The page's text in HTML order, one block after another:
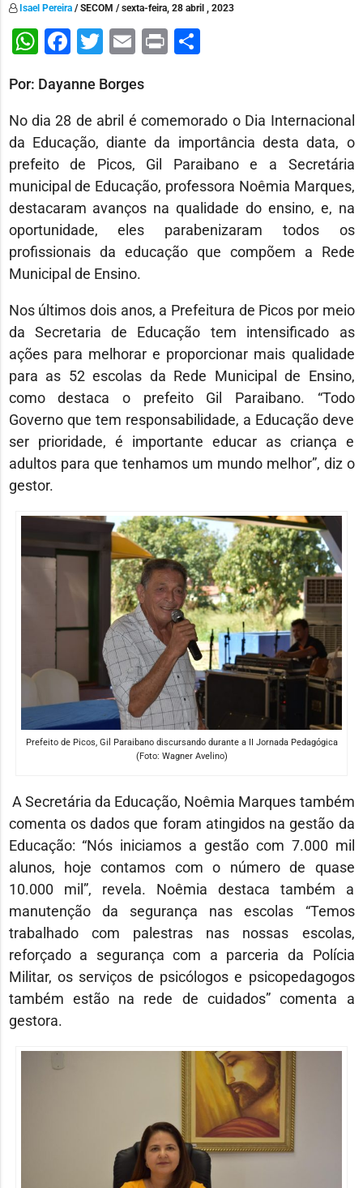
Isael Pereira/ SECOM / sexta-feira, 28 abril , 2023
WhatsApp
Facebook
Twitter
Email
PrintShare
Por: Dayanne Borges
No dia 28 de abril é comemorado o Dia Internacional
da Educação, diante da importância desta data, o
prefeito de Picos, Gil Paraibano e a Secretária
municipal de Educação, professora Noêmia Marques,
destacaram avanços na qualidade do ensino, e, na
oportunidade, eles parabenizaram todos os
profissionais da educação que compõem a Rede
Municipal de Ensino.
Nos últimos dois anos, a Prefeitura de Picos por meio
da Secretaria de Educação tem intensificado as
ações para melhorar e proporcionar mais qualidade
para as 52 escolas da Rede Municipal de Ensino,
como destaca o prefeito Gil Paraibano. “Todo
Governo que tem responsabilidade, a Educação deve
ser prioridade, é importante educar as criança e
adultos para que tenhamos um mundo melhor”, diz o
gestor.
Prefeito de Picos, Gil Paraibano discursando durante a II Jornada Pedagógica
(Foto: Wagner Avelino)
A Secretária da Educação, Noêmia Marques também
comenta os dados que foram atingidos na gestão da
Educação: “Nós iniciamos a gestão com 7.000 mil
alunos, hoje contamos com o número de quase
10.000 mil”, revela. Noêmia destaca também a
manutenção da segurança nas escolas “Temos
trabalhado com palestras nas nossas escolas,
reforçado a segurança com a parceria da Polícia
Militar, os serviços de psicólogos e psicopedagogos
também estão na rede de cuidados” comenta a
gestora.